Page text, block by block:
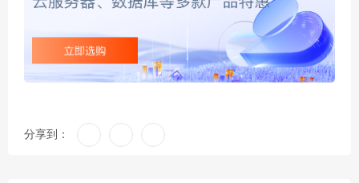
分享到：